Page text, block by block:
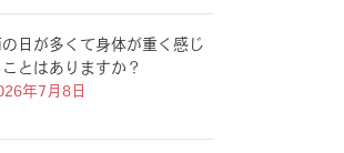
の日が多くて身体が重く感じ
ことはありますか？
年7月8日